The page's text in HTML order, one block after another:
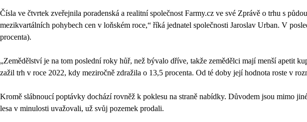
Čísla ve čtvrtek zveřejnila poradenská a realitní společnost Farmy.cz ve své Zprávě o trhu s
mezikvartálních pohybech cen v loňském roce,“ říká jednatel společnosti Jaroslav Urban. V
procenta).
„Zemědělství je na tom poslední roky hůř, než bývalo dříve, takže zemědělci mají menší apetit
zažil trh v roce 2022, kdy meziročně zdražila o 13,5 procenta. Od té doby její hodnota roste v
Kromě slábnoucí poptávky dochází rovněž k poklesu na straně nabídky. Důvodem jsou mimo
lesa v minulosti uvažovali, už svůj pozemek prodali.